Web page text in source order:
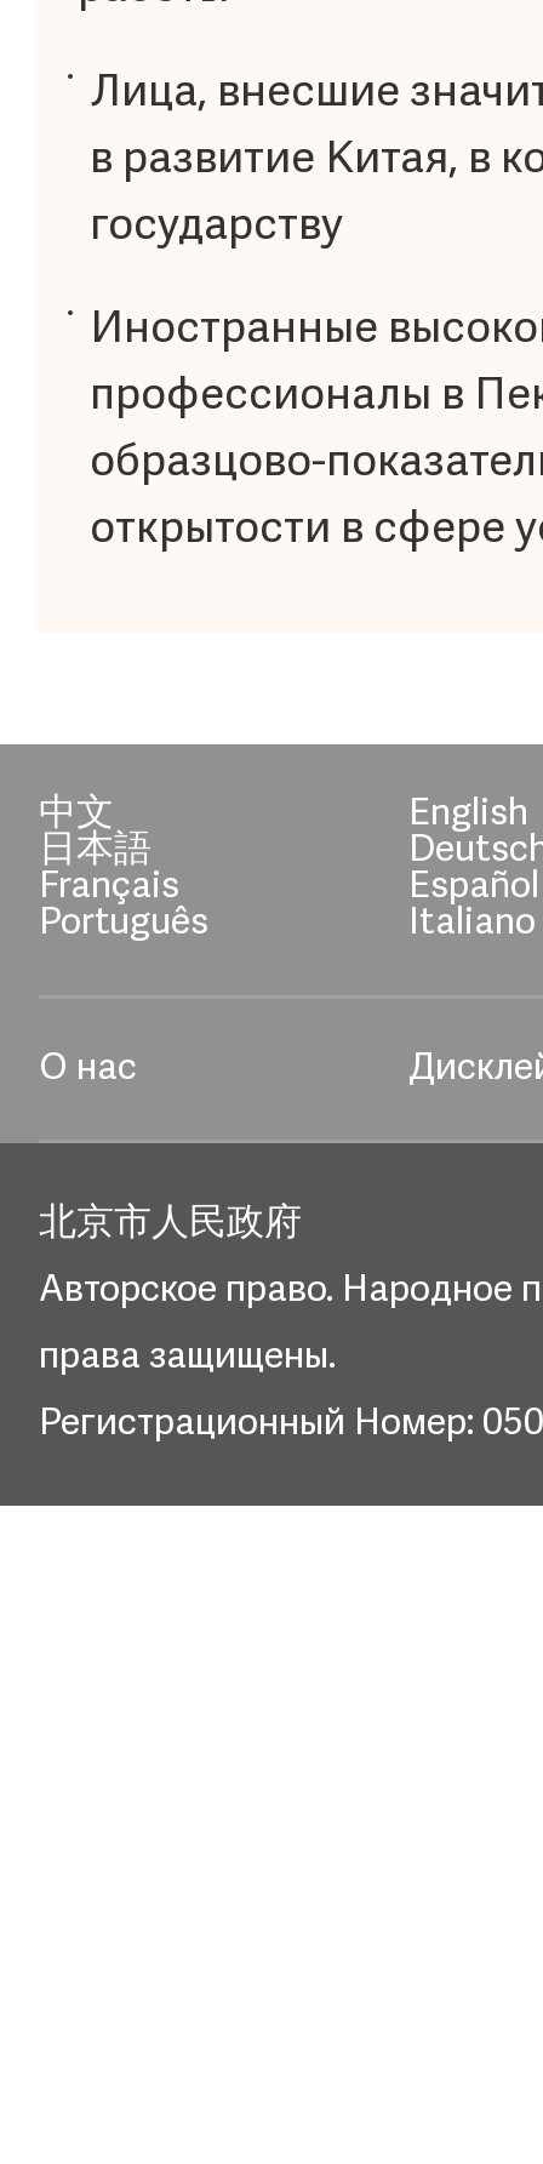
Лица, внесшие
в развитие Китая, в
государству
Иностранные
профессионалы в
образцово-
открытости в сфере
中文 English
日本語
Français Español
Português Italiano
О нас
北京市人民政府
Авторское право. Народное
права защищены.
Регистрационный Номер: